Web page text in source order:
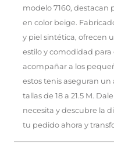
modelo 7160, destacan
en color beige.
y piel sintética, ofrecen
estilo y comodidad para
acompañar a los
estos tenis aseguran
tallas de 18 a 21.5 M.
necesita y descubre la
tu pedido ahora y